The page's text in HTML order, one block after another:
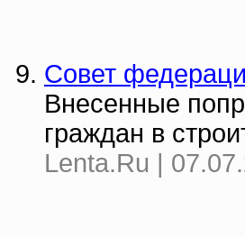
Совет
Внесенные
граждан в
Lenta.Ru |